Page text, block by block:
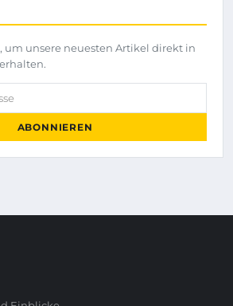
um unsere neuesten Artikel direkt in
ABONNIEREN